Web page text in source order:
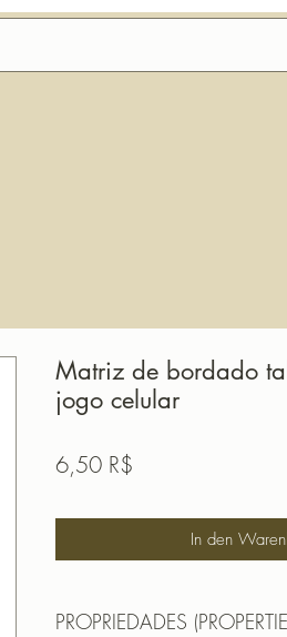
Matriz de bordado
jogo celular
6,50 R$
In den
PROPRIEDADES